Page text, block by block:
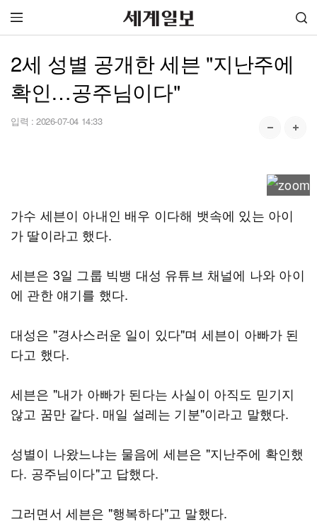
2세 성별 공개한 세븐 "지난주에
확인…공주님이다"
입력 : 2026-07-04 14:33
가수 세븐이 아내인 배우 이다해 뱃속에 있는 아이
가 딸이라고 했다.
세븐은 3일 그룹 빅뱅 대성 유튜브 채널에 나와 아이
에 관한 얘기를 했다.
대성은 "경사스러운 일이 있다"며 세븐이 아빠가 된
다고 했다.
세븐은 "내가 아빠가 된다는 사실이 아직도 믿기지
않고 꿈만 같다. 매일 설레는 기분"이라고 말했다.
성별이 나왔느냐는 물음에 세븐은 "지난주에 확인했
다. 공주님이다"고 답했다.
그러면서 세븐은 "행복하다"고 말했다.